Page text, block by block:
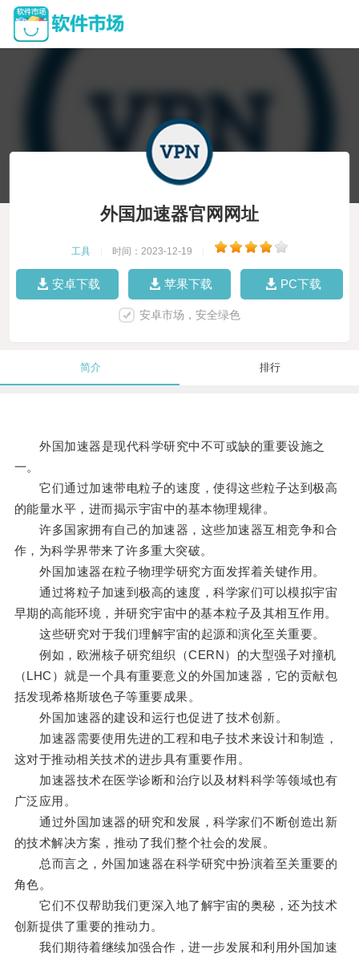
外国加速器官网网址
工具 时间：2023-12-19
安卓下载 苹果下载 PC下载
安卓市场，安全绿色
简介 排行
外国加速器是现代科学研究中不可或缺的重要设施之
一。
它们通过加速带电粒子的速度，使得这些粒子达到极高
的能量水平，进而揭示宇宙中的基本物理规律。
许多国家拥有自己的加速器，这些加速器互相竞争和合
作，为科学界带来了许多重大突破。
外国加速器在粒子物理学研究方面发挥着关键作用。
通过将粒子加速到极高的速度，科学家们可以模拟宇宙
早期的高能环境，并研究宇宙中的基本粒子及其相互作用。
这些研究对于我们理解宇宙的起源和演化至关重要。
例如，欧洲核子研究组织（CERN）的大型强子对撞机
（LHC）就是一个具有重要意义的外国加速器，它的贡献包
括发现希格斯玻色子等重要成果。
外国加速器的建设和运行也促进了技术创新。
加速器需要使用先进的工程和电子技术来设计和制造，
这对于推动相关技术的进步具有重要作用。
加速器技术在医学诊断和治疗以及材料科学等领域也有
广泛应用。
通过外国加速器的研究和发展，科学家们不断创造出新
的技术解决方案，推动了我们整个社会的发展。
总而言之，外国加速器在科学研究中扮演着至关重要的
角色。
它们不仅帮助我们更深入地了解宇宙的奥秘，还为技术
创新提供了重要的推动力。
我们期待着继续加强合作，进一步发展和利用外国加速